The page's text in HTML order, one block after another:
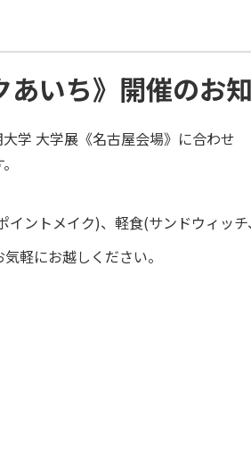
いち》開催のお
学 大学展《名古屋会場》に合わせ
イントメイク)、軽食(サンドウィッ
軽にお越しください。